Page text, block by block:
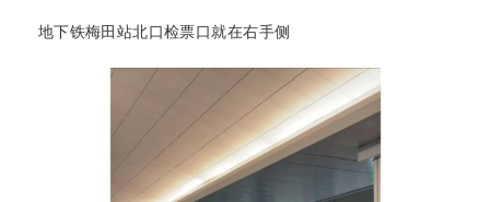
地下铁梅田站北口检票口就在右手侧